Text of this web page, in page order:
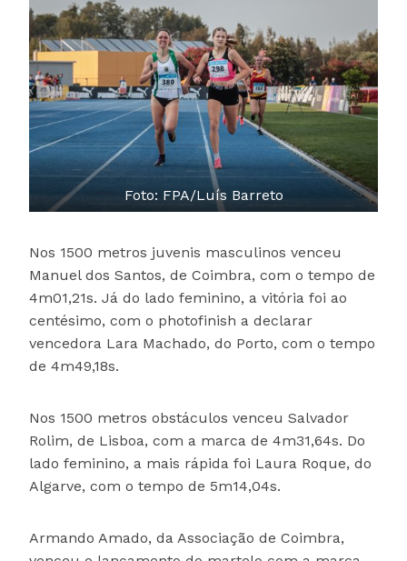
Foto: FPA/Luís Barreto
Nos 1500 metros juvenis masculinos venceu
Manuel dos Santos, de Coimbra, com o tempo de
4m01,21s. Já do lado feminino, a vitória foi ao
centésimo, com o photofinish a declarar
vencedora Lara Machado, do Porto, com o tempo
de 4m49,18s.
Nos 1500 metros obstáculos venceu Salvador
Rolim, de Lisboa, com a marca de 4m31,64s. Do
lado feminino, a mais rápida foi Laura Roque, do
Algarve, com o tempo de 5m14,04s.
Armando Amado, da Associação de Coimbra,